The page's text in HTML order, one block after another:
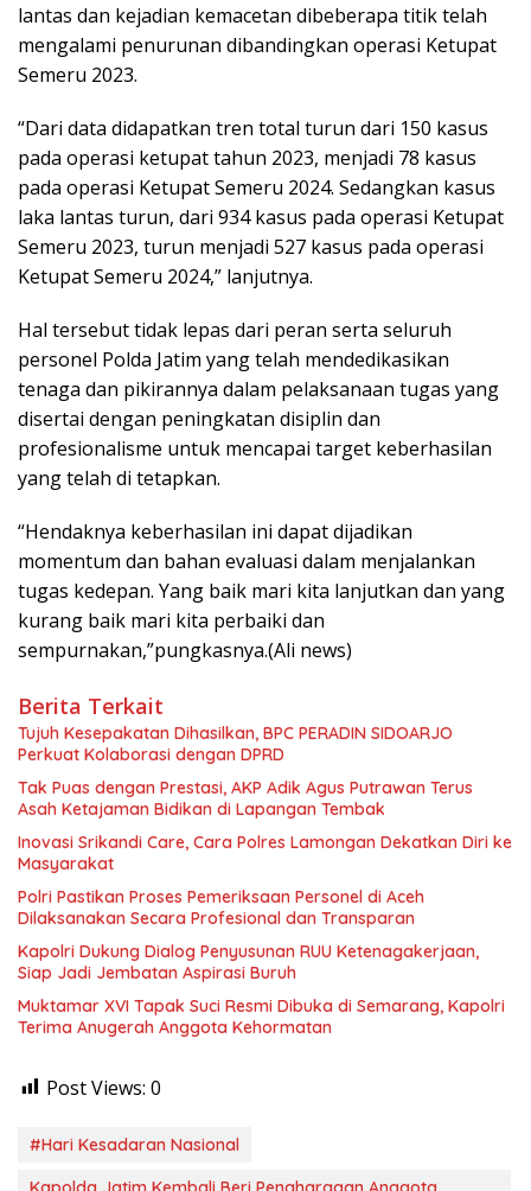
lantas dan kejadian kemacetan dibeberapa titik telah
mengalami penurunan dibandingkan operasi Ketupat
Semeru 2023.
“Dari data didapatkan tren total turun dari 150 kasus
pada operasi ketupat tahun 2023, menjadi 78 kasus
pada operasi Ketupat Semeru 2024. Sedangkan kasus
laka lantas turun, dari 934 kasus pada operasi Ketupat
Semeru 2023, turun menjadi 527 kasus pada operasi
Ketupat Semeru 2024,” lanjutnya.
Hal tersebut tidak lepas dari peran serta seluruh
personel Polda Jatim yang telah mendedikasikan
tenaga dan pikirannya dalam pelaksanaan tugas yang
disertai dengan peningkatan disiplin dan
profesionalisme untuk mencapai target keberhasilan
yang telah di tetapkan.
“Hendaknya keberhasilan ini dapat dijadikan
momentum dan bahan evaluasi dalam menjalankan
tugas kedepan. Yang baik mari kita lanjutkan dan yang
kurang baik mari kita perbaiki dan
sempurnakan,”pungkasnya.(Ali news)
Berita Terkait
Tujuh Kesepakatan Dihasilkan, BPC PERADIN SIDOARJO
Perkuat Kolaborasi dengan DPRD
Tak Puas dengan Prestasi, AKP Adik Agus Putrawan Terus
Asah Ketajaman Bidikan di Lapangan Tembak
Inovasi Srikandi Care, Cara Polres Lamongan Dekatkan Diri ke
Masyarakat
Polri Pastikan Proses Pemeriksaan Personel di Aceh
Dilaksanakan Secara Profesional dan Transparan
Kapolri Dukung Dialog Penyusunan RUU Ketenagakerjaan,
Siap Jadi Jembatan Aspirasi Buruh
Muktamar XVI Tapak Suci Resmi Dibuka di Semarang, Kapolri
Terima Anugerah Anggota Kehormatan
Post Views: 0
#Hari Kesadaran Nasional